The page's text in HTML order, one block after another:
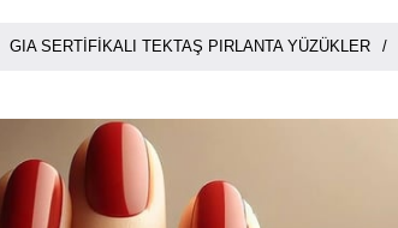
GIA SERTIFIKALI TEKTAŞ PIRLANTA YÜZÜKLER